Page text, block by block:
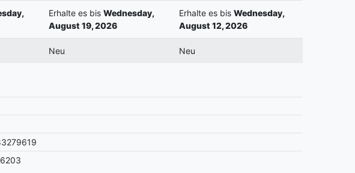
Erhalte es bis Wednesday,
August 19, 2026
Erhalte es bis Wednesday,
August 12, 2026
Neu Neu